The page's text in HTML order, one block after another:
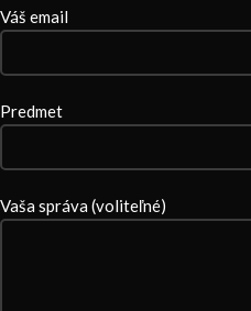
Váš email
Predmet
Vaša správa (voliteľné)